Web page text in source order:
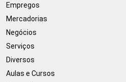
Empregos
Mercadorias
Negócios
Serviços
Diversos
Aulas e Cursos